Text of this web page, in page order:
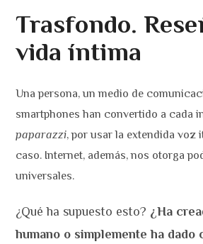
Trasfondo.
vida íntima
Una persona, un medio de
smartphones han convertido a cada
paparazzi, por usar la extendida voz
caso. Internet, además, nos otorga
universales.
¿Qué ha supuesto esto? ¿Ha
humano o simplemente ha dado